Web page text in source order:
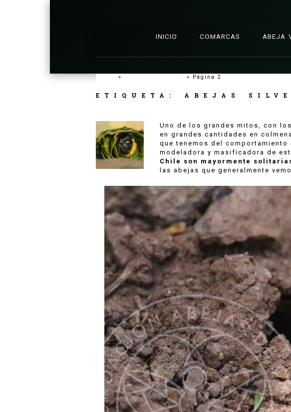
INICIO COMARCAS ABEJA
» » Página 2
ETIQUETA: ABEJAS
Uno de los grandes mitos, con
en grandes cantidades en
que tenemos del
modeladora y masificadora de
Chile son mayormente
las abejas que generalmente